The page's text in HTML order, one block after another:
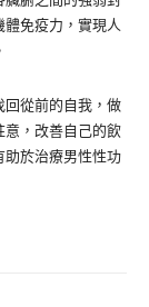
體免疫力，實現人
回從前的自我，做
意，改善自己的飲
助於治療男性性功